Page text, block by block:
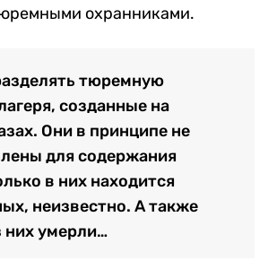
охранниками.
тюремную
созданные на
Они в принципе не
для содержания
в них находится
неизвестно. А также
них умерли…